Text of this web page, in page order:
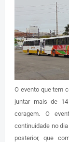
O evento que tem
juntar mais de
coragem. O
continuidade no
posterior, que